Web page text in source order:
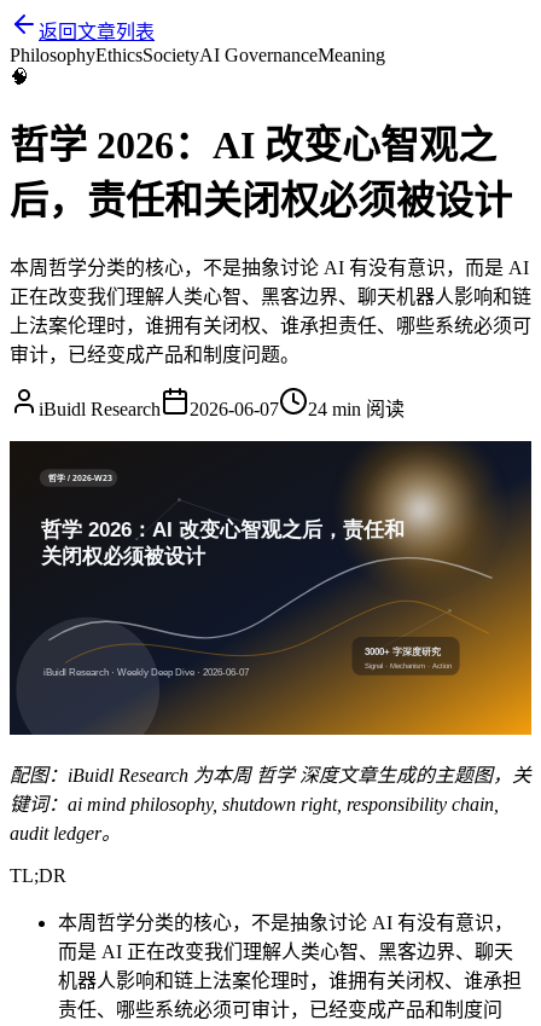
返回文章列表
PhilosophyEthicsSocietyAI GovernanceMeaning
🧠
哲学 2026：AI 改变心智观之
后，责任和关闭权必须被设计
本周哲学分类的核心，不是抽象讨论 AI 有没有意识，而是 AI
正在改变我们理解人类心智、黑客边界、聊天机器人影响和链
上法案伦理时，谁拥有关闭权、谁承担责任、哪些系统必须可
审计，已经变成产品和制度问题。
iBuidl Research 2026-06-07 24 min 阅读
配图：iBuidl Research 为本周 哲学 深度文章生成的主题图，关
键词：ai mind philosophy, shutdown right, responsibility chain,
audit ledger。
TL;DR
本周哲学分类的核心，不是抽象讨论 AI 有没有意识，
而是 AI 正在改变我们理解人类心智、黑客边界、聊天
机器人影响和链上法案伦理时，谁拥有关闭权、谁承担
责任、哪些系统必须可审计，已经变成产品和制度问